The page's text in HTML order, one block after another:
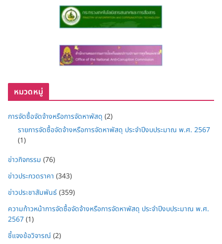
หมวดหมู่
การจัดซื้อจัดจ้างหรือการจัดหาพัสดุ (2)
รายการจัดซื้อจัดจ้างหรือการจัดหาพัสดุ ประจำปีงบประมาณ พ.ศ. 2567
(1)
ข่าวกิจกรรม (76)
ข่าวประกวดราคา (343)
ข่าวประชาสัมพันธ์(359)
ความก้าวหน้าการจัดซื้อจัดจ้างหรือการจัดหาพัสดุ ประจำปีงบประมาณ พ.ศ.
2567(1)
ชี้แจงข้อวิจารณ์(2)